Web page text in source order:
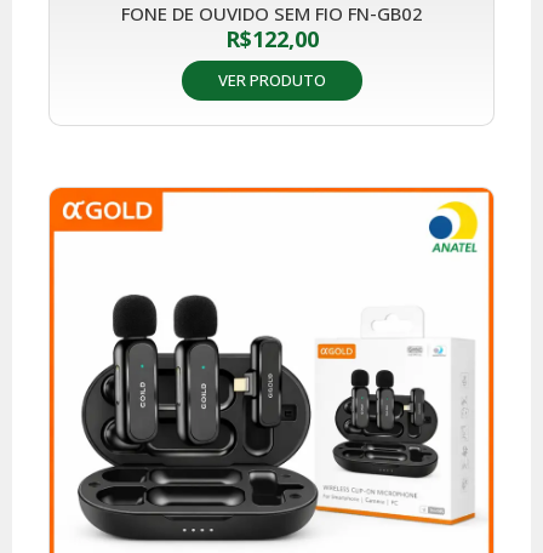
FONE DE OUVIDO SEM FIO FN-GB02
R$122,00
VER PRODUTO